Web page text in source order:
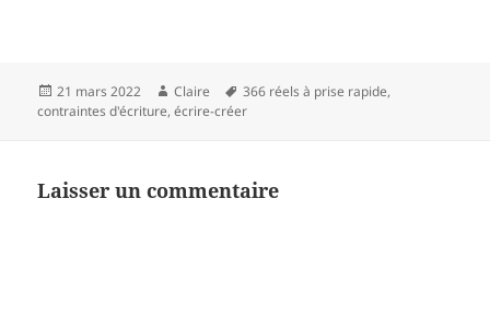
traverse…
Publié
le
21 mars 2022 Auteur
Claire
Mots-
clés
366 réels à prise rapide,
contraintes d'écriture,écrire-créer
Laisser un commentaire